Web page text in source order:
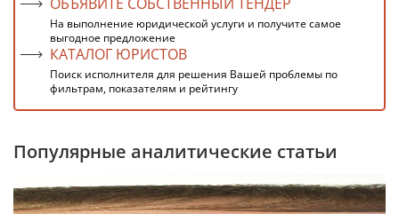
На выполнение юридической услуги и получите самое
выгодное предложение
КАТАЛОГ ЮРИСТОВ
Поиск исполнителя для решения Вашей проблемы по
фильтрам, показателям и рейтингу
Популярные аналитические статьи